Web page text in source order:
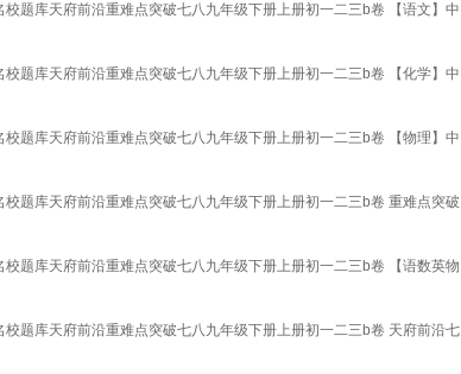
题库天府前沿重难点突破七八九年级下册上册初一二三b卷 【语文】中
题库天府前沿重难点突破七八九年级下册上册初一二三b卷 【化学】中
题库天府前沿重难点突破七八九年级下册上册初一二三b卷 【物理】中
题库天府前沿重难点突破七八九年级下册上册初一二三b卷 重难点突破
题库天府前沿重难点突破七八九年级下册上册初一二三b卷 【语数英物
题库天府前沿重难点突破七八九年级下册上册初一二三b卷 天府前沿七